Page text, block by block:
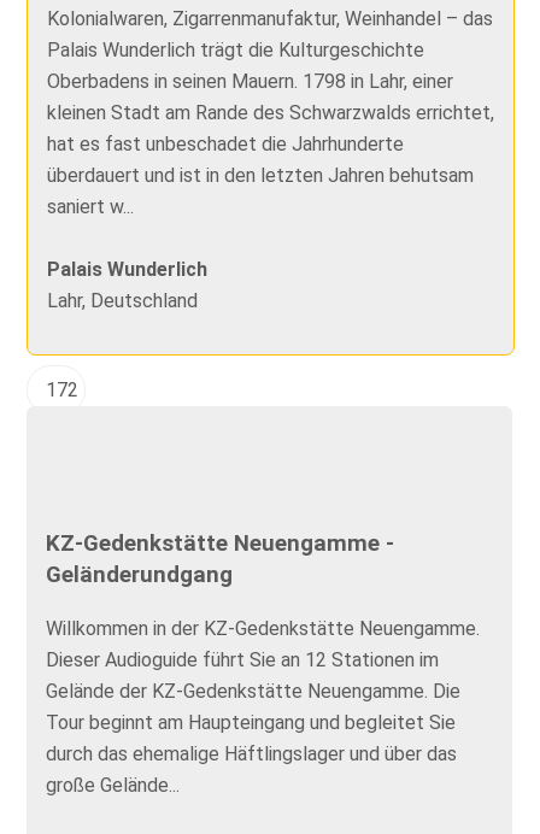
Kolonialwaren, Zigarrenmanufaktur, Weinhandel – das
Palais Wunderlich trägt die Kulturgeschichte
Oberbadens in seinen Mauern. 1798 in Lahr, einer
kleinen Stadt am Rande des Schwarzwalds errichtet,
hat es fast unbeschadet die Jahrhunderte
überdauert und ist in den letzten Jahren behutsam
saniert w...
Palais Wunderlich
Lahr, Deutschland
172
KZ-Gedenkstätte Neuengamme -
Geländerundgang
Willkommen in der KZ-Gedenkstätte Neuengamme.
Dieser Audioguide führt Sie an 12 Stationen im
Gelände der KZ-Gedenkstätte Neuengamme. Die
Tour beginnt am Haupteingang und begleitet Sie
durch das ehemalige Häftlingslager und über das
große Gelände...